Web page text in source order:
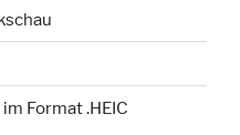
Format .HEIC